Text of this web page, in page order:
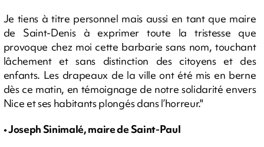
Je tiens à titre personnel mais aussi en tant que maire
de Saint-Denis à exprimer toute la tristesse que
provoque chez moi cette barbarie sans nom, touchant
lâchement et sans distinction des citoyens et des
enfants. Les drapeaux de la ville ont été mis en berne
dès ce matin, en témoignage de notre solidarité envers
Nice et ses habitants plongés dans l’horreur."
• Joseph Sinimalé, maire de Saint-Paul